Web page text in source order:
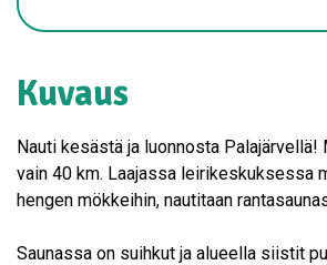
Kuvaus
Nauti kesästä ja luonnosta
vain 40 km. Laajassa leirikeskuksessa
hengen mökkeihin, nautitaan
Saunassa on suihkut ja alueella siistit